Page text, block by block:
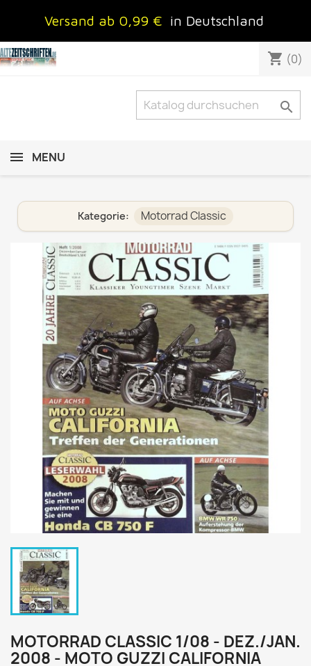
Versand ab 0,99 € in Deutschland
shopping_cart (0)

MENU
Kategorie: Motorrad Classic
MOTORRAD CLASSIC 1/08 - DEZ./JAN.
2008 - MOTO GUZZI CALIFORNIA